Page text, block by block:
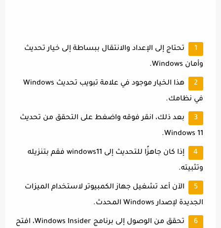
تحتاج إلى الإعداد والانتقال ببساطة إلى خيار تحديث
وأمان Windows.
هذا الخيار موجود في علامة تبويب تحديث Windows
في نظامك.
بعد ذلك، انقر فوقه واضغط على التحقق من تحديث
Windows 11.
إذا كان جاهزًا للتحديث إلى windows11 فقم بتنزيله
وتثبيته.
الآن أعد تشغيل جهاز الكمبيوتر لاستخدام الميزات
الجديدة لإصدار Windows المحدث.
تحقق من الوصول إلى برنامج Windows Insider، افتح